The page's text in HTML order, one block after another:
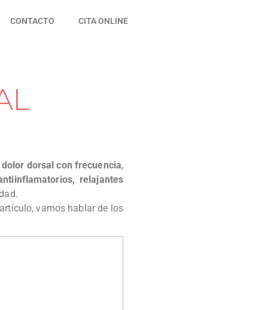
CONTACTO CITA ONLINE
dorsal con frecuencia,
relajantes
vamos hablar de los